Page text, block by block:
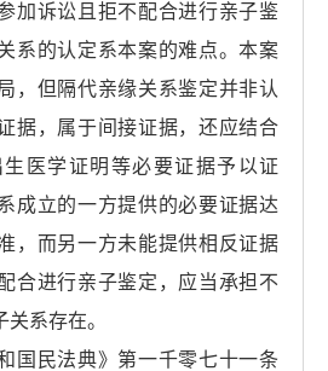
诉讼且拒不配合进行亲子鉴
系的认定系本案的难点。本案
，但隔代亲缘关系鉴定并非认
据，属于间接证据，还应结合
医学证明等必要证据予以证
成立的一方提供的必要证据达
，而另一方未能提供相反证据
合进行亲子鉴定，应当承担不
系存在。
民法典》第一千零七十一条